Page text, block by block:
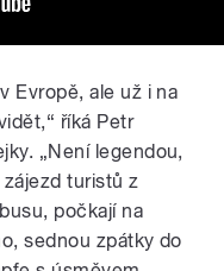
Evropě, ale už i na
říká Petr
„Není legendou,
turistů z
počkají na
sednou zpátky do